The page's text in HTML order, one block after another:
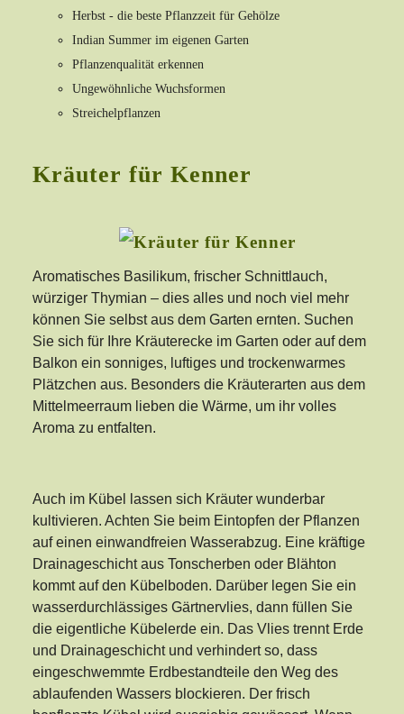
Herbst - die beste Pflanzzeit für Gehölze
Indian Summer im eigenen Garten
Pflanzenqualität erkennen
Ungewöhnliche Wuchsformen
Streichelpflanzen
Kräuter für Kenner
Aromatisches Basilikum, frischer Schnittlauch,
würziger Thymian – dies alles und noch viel mehr
können Sie selbst aus dem Garten ernten. Suchen
Sie sich für Ihre Kräuterecke im Garten oder auf dem
Balkon ein sonniges, luftiges und trockenwarmes
Plätzchen aus. Besonders die Kräuterarten aus dem
Mittelmeerraum lieben die Wärme, um ihr volles
Aroma zu entfalten.
Auch im Kübel lassen sich Kräuter wunderbar
kultivieren. Achten Sie beim Eintopfen der Pflanzen
auf einen einwandfreien Wasserabzug. Eine kräftige
Drainageschicht aus Tonscherben oder Blähton
kommt auf den Kübelboden. Darüber legen Sie ein
wasserdurchlässiges Gärtnervlies, dann füllen Sie
die eigentliche Kübelerde ein. Das Vlies trennt Erde
und Drainageschicht und verhindert so, dass
eingeschwemmte Erdbestandteile den Weg des
ablaufenden Wassers blockieren. Der frisch